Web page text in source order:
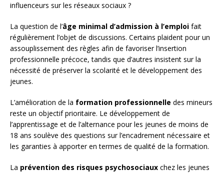
influenceurs sur les réseaux sociaux ?
La question de l’âge minimal d’admission à l’emploi fait
régulièrement l’objet de discussions. Certains plaident pour un
assouplissement des règles afin de favoriser l’insertion
professionnelle précoce, tandis que d’autres insistent sur la
nécessité de préserver la scolarité et le développement des
jeunes.
L’amélioration de la formation professionnelle des mineurs
reste un objectif prioritaire. Le développement de
l’apprentissage et de l’alternance pour les jeunes de moins de
18 ans soulève des questions sur l’encadrement nécessaire et
les garanties à apporter en termes de qualité de la formation.
La prévention des risques psychosociaux chez les jeunes